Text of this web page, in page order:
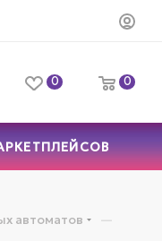
0 0
автоматов —